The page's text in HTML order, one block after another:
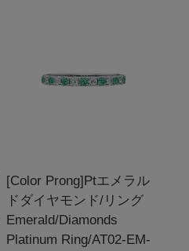
[Color Prong]Ptエメラル
ドダイヤモンド/リング
Emerald/Diamonds
Platinum Ring/AT02-EM-